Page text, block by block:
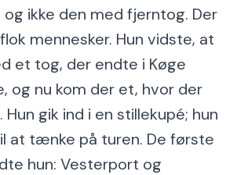
og ikke den med fjerntog. Der
mennesker. Hun vidste, at
et tog, der endte i Køge
og nu kom der et, hvor der
gik ind i en stillekupé; hun
at tænke på turen. De første
hun: Vesterport og